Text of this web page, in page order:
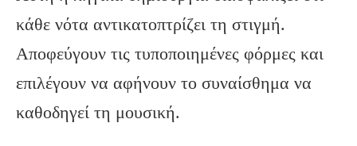
κάθε νότα αντικατοπτρίζει τη στιγμή.
Αποφεύγουν τις τυποποιημένες φόρμες και
επιλέγουν να αφήνουν το συναίσθημα να
καθοδηγεί τη μουσική.